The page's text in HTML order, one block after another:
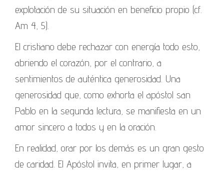
explotación de su situación en beneficio propio (cf.
Am 4, 5).
El cristiano debe rechazar con energía todo esto,
abriendo el corazón, por el contrario, a
sentimientos de auténtica generosidad. Una
generosidad que, como exhorta el apóstol san
Pablo en la segunda lectura, se manifiesta en un
amor sincero a todos y en la oración.
En realidad, orar por los demás es un gran gesto
de caridad. El Apóstol invita, en primer lugar, a